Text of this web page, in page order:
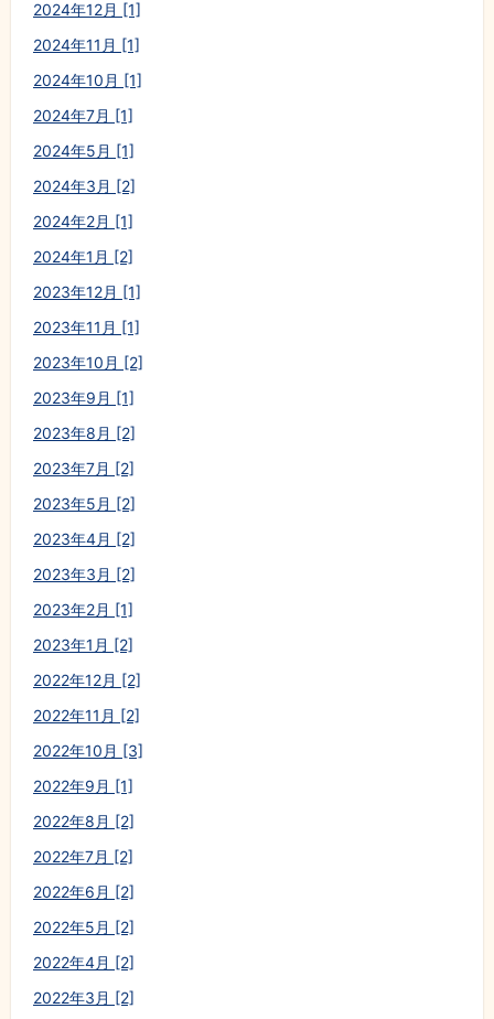
2024年12月 [1]
2024年11月 [1]
2024年10月 [1]
2024年7月 [1]
2024年5月 [1]
2024年3月 [2]
2024年2月 [1]
2024年1月 [2]
2023年12月 [1]
2023年11月 [1]
2023年10月 [2]
2023年9月 [1]
2023年8月 [2]
2023年7月 [2]
2023年5月 [2]
2023年4月 [2]
2023年3月 [2]
2023年2月 [1]
2023年1月 [2]
2022年12月 [2]
2022年11月 [2]
2022年10月 [3]
2022年9月 [1]
2022年8月 [2]
2022年7月 [2]
2022年6月 [2]
2022年5月 [2]
2022年4月 [2]
2022年3月 [2]